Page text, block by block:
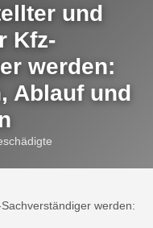
und
Kfz-
werden:
Ablauf und
werden: